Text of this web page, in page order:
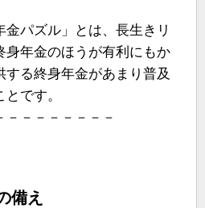
パズル」とは、長生きリ
身年金のほうが有利にもか
する終身年金があまり普及
です。
－－－－－－－－
備え